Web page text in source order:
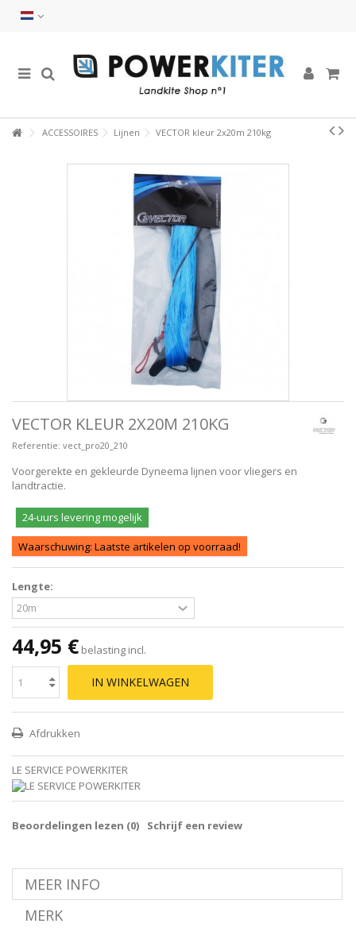
ACCESSOIRES Lijnen VECTOR kleur 2x20m 210kg
VECTOR KLEUR 2X20M 210KG
Referentie: vect_pro20_210
Voorgerekte en gekleurde Dyneema lijnen voor vliegers en
landtractie.
24-uurs levering mogelijk
Waarschuwing: Laatste artikelen op voorraad!
Lengte:
44,95 € belasting incl.
IN WINKELWAGEN
Afdrukken
LE SERVICE POWERKITER
Beoordelingen lezen (0) Schrijf een review
MEER INFO
MERK